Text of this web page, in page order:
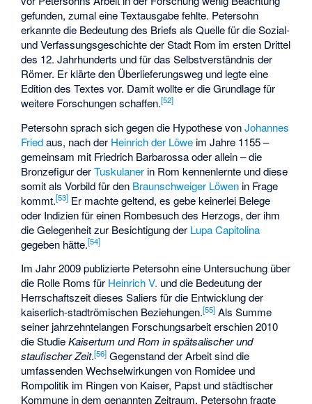
gefunden, zumal eine Textausgabe fehlte. Petersohn
erkannte die Bedeutung des Briefs als Quelle für die Sozial-
und Verfassungsgeschichte der Stadt Rom im ersten Drittel
des 12. Jahrhunderts und für das Selbstverständnis der
Römer. Er klärte den Überlieferungsweg und legte eine
Edition des Textes vor. Damit wollte er die Grundlage für
weitere Forschungen schaffen.[52]
Petersohn sprach sich gegen die Hypothese vonJohannes
Friedaus, nach der Heinrich der Löwe im Jahre 1155 –
gemeinsam mit Friedrich Barbarossa oder allein – die
Bronzefigur derTuskulaner in Rom kennenlernte und diese
somit als Vorbild für den Braunschweiger Löwen in Frage
kommt.[53] Er machte geltend, es gebe keinerlei Belege
oder Indizien für einen Rombesuch des Herzogs, der ihm
die Gelegenheit zur Besichtigung der Lupa Capitolina
gegeben hätte.[54]
Im Jahr 2009 publizierte Petersohn eine Untersuchung über
die Rolle Roms für Heinrich V. und die Bedeutung der
Herrschaftszeit dieses Saliers für die Entwicklung der
kaiserlich-stadtrömischen Beziehungen.[55] Als Summe
seiner jahrzehntelangen Forschungsarbeit erschien 2010
die StudieKaisertum und Rom in spätsalischer und
staufischer Zeit.[56] Gegenstand der Arbeit sind die
umfassenden Wechselwirkungen von Romidee und
Rompolitik im Ringen von Kaiser, Papst und städtischer
Kommune in dem genannten Zeitraum. Petersohn fragte